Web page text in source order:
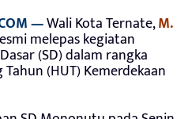
—Wali Kota Ternate,M.
melepas kegiatan
(SD) dalam rangka
(HUT) Kemerdekaan